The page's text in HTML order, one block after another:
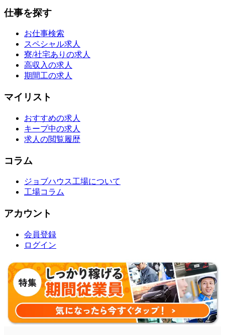
仕事を探す
お仕事検索
スペシャル求人
寮/社宅ありの求人
高収入の求人
期間工の求人
マイリスト
おすすめの求人
キープ中の求人
求人の閲覧履歴
コラム
ジョブハウス工場について
工場コラム
アカウント
会員登録
ログイン